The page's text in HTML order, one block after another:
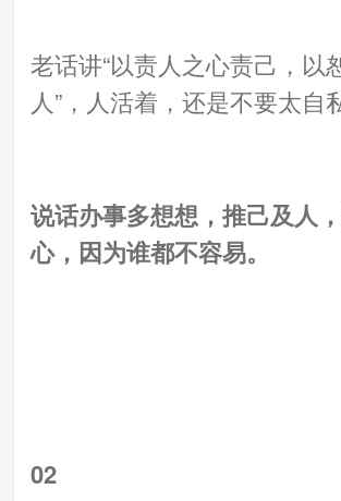
老话讲“以责人之心责己，以
人”，人活着，还是不要太自
说话办事多想想，推己及人
心，因为谁都不容易。
02